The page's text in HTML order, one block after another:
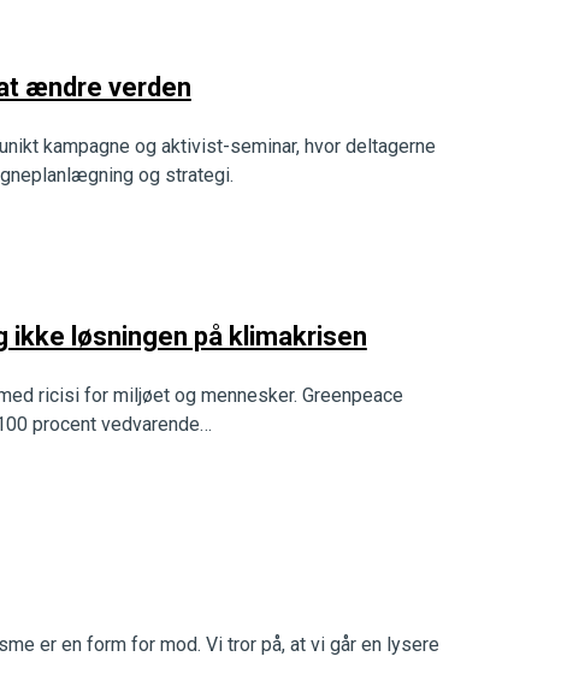
ændre verden
kampagne og aktivist-seminar, hvor deltagerne
og strategi.
løsningen på klimakrisen
ricisi for miljøet og mennesker. Greenpeace
procent vedvarende…
er en form for mod. Vi tror på, at vi går en lysere